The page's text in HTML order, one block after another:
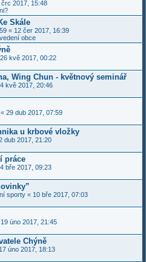
črc 2017, 15:48
Skále
« 12 čer 2017, 16:39
obce
26 kvě 2017, 00:22
Wing Chun - květnový seminář
kvě 2017, 20:46
« 29 dub 2017, 07:59
u krbové vložky
dub 2017, 21:20
práce
bře 2017, 09:23
sporty « 10 bře 2017, 07:03
19 úno 2017, 21:45
Chýně
17 úno 2017, 18:13